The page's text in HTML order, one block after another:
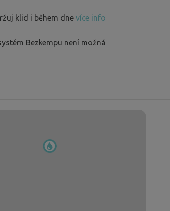
klid i během dne více info
Bezkempu není možná